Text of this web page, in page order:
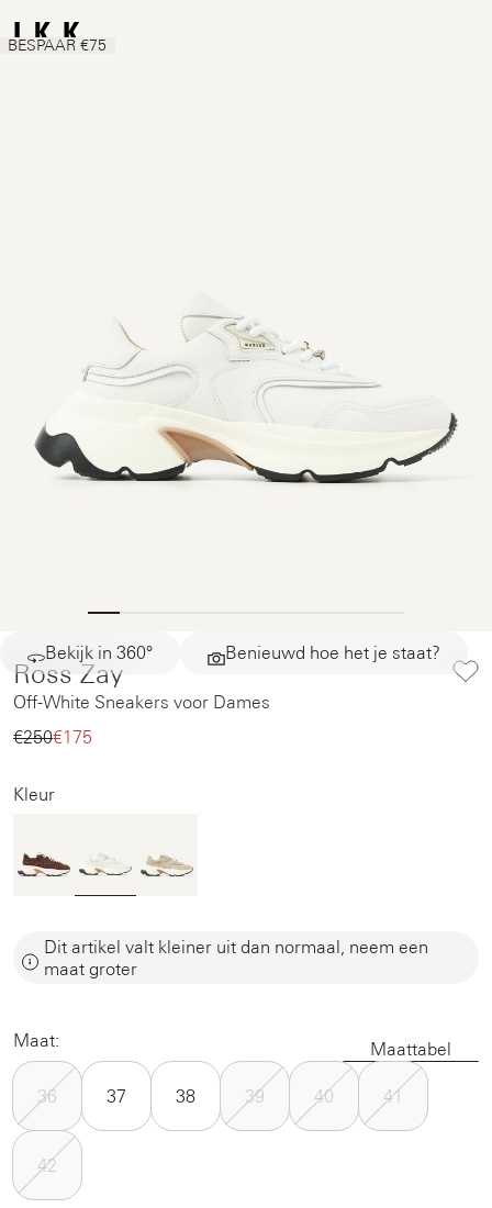
Bekijk in 360° Benieuwd hoe het je staat?
BESPAAR €75
Ross Zay
Off-White Sneakers voor Dames
€250‌€175‌
Kleur
Dit artikel valt kleiner uit dan normaal, neem een
maat groter
Maat: Maattabel
36 37 38 39 40 41
42